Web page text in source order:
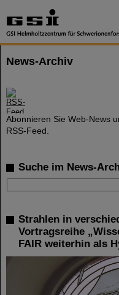
News-Archiv
Abonnieren Sie Web-News
RSS-Feed.
Suche im News-
Strahlen in
Vortragsreihe
FAIR weiterhin als